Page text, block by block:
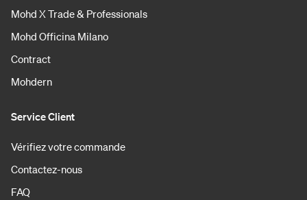
Mohd X Trade & Professionals
Mohd Officina Milano
Contract
Mohdern
Service Client
Vérifiez votre commande
Contactez-nous
FAQ